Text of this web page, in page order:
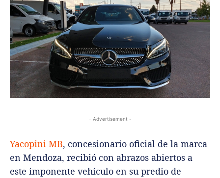
- Advertisement -
Yacopini MB, concesionario oficial de la marca
en Mendoza, recibió con abrazos abiertos a
este imponente vehículo en su predio de